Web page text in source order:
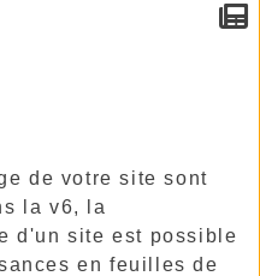
de votre site sont
la v6, la
d'un site est possible
en feuilles de